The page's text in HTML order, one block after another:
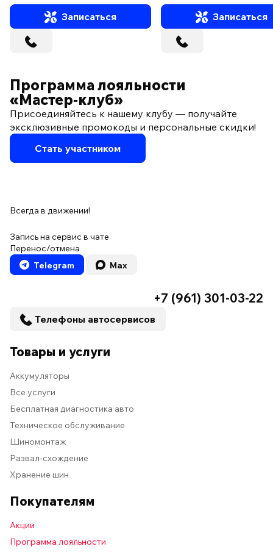
Записаться
Записаться
Программа лояльности
«Мастер‑клуб»
Присоединяйтесь к нашему клубу — получайте
эксклюзивные промокоды и персональные скидки!
Стать участником
Всегда в движении!
Запись на сервис в чате
Перенос/отмена
Telegram
Max
+7 (961) 301-03-22
Телефоны автосервисов
Товары и услуги
Аккумуляторы
Все услуги
Бесплатная диагностика авто
Техническое обслуживание
Шиномонтаж
Развал-схождение
Хранение шин
Покупателям
Акции
Программа лояльности